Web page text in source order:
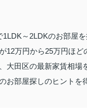
～2LDKのお部屋
12万円から25万円ほ
田区の最新家賃相場
お部屋探しのヒントを